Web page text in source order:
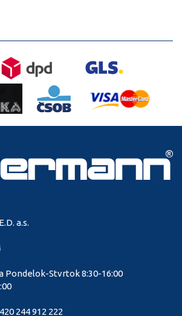
a.s.
Pondelok-Stvrtok 8:30-16:00
244 912 222